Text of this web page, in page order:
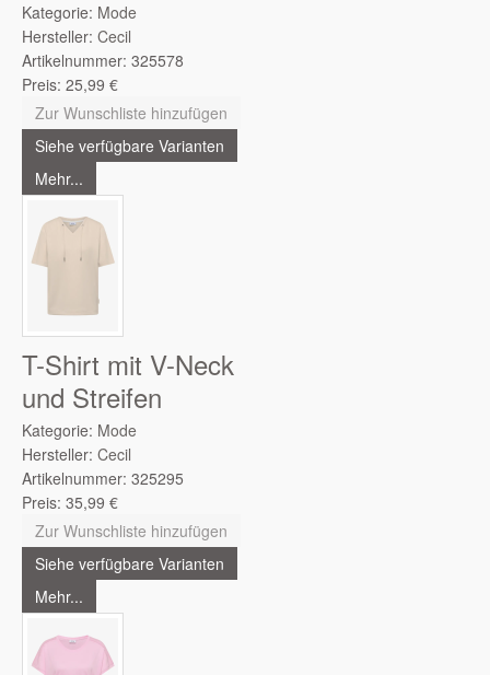
Kategorie: Mode
Hersteller: Cecil
Artikelnummer: 325578
Preis: 25,99 €
Zur Wunschliste hinzufügen
Siehe verfügbare Varianten
Mehr...
T-Shirt mit V-Neck
und Streifen
Kategorie: Mode
Hersteller: Cecil
Artikelnummer: 325295
Preis: 35,99 €
Zur Wunschliste hinzufügen
Siehe verfügbare Varianten
Mehr...